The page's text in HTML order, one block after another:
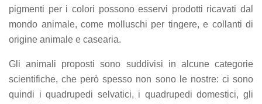
pigmenti per i colori possono esservi prodotti ricavati dal
mondo animale, come molluschi per tingere, e collanti di
origine animale e casearia.
Gli animali proposti sono suddivisi in alcune categorie
scientifiche, che però spesso non sono le nostre: ci sono
quindi i quadrupedi selvatici, i quadrupedi domestici, gli